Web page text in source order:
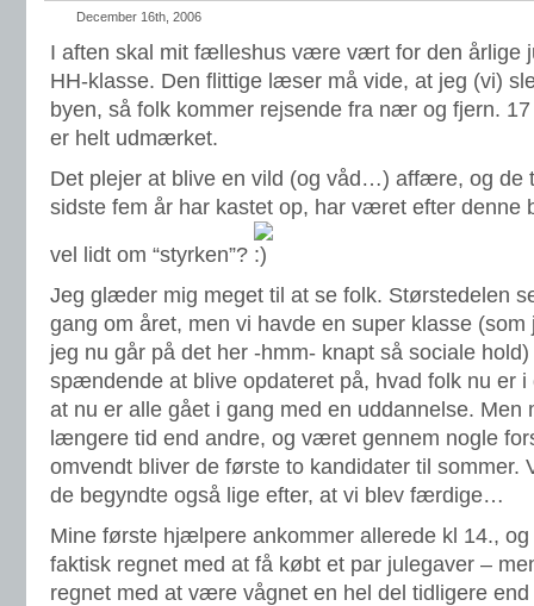
December 16th, 2006
I aften skal mit fælleshus være vært for den årlige
HH-klasse. Den flittige læser må vide, at jeg (vi)
byen, så folk kommer rejsende fra nær og fjern.
er helt udmærket.
Det plejer at blive en vild (og våd…) affære, og de
sidste fem år har kastet op, har været efter denne
vel lidt om “styrken”?
Jeg glæder mig meget til at se folk. Størstedelen
gang om året, men vi havde en super klasse
jeg nu går på det her -hmm- knapt så sociale
spændende at blive opdateret på, hvad folk nu er i
at nu er alle gået i gang med en uddannelse. Men
længere tid end andre, og været gennem nogle
omvendt bliver de første to kandidater til sommer.
de begyndte også lige efter, at vi blev færdige…
Mine første hjælpere ankommer allerede kl 14.,
faktisk regnet med at få købt et par julegaver –
regnet med at være vågnet en hel del tidligere